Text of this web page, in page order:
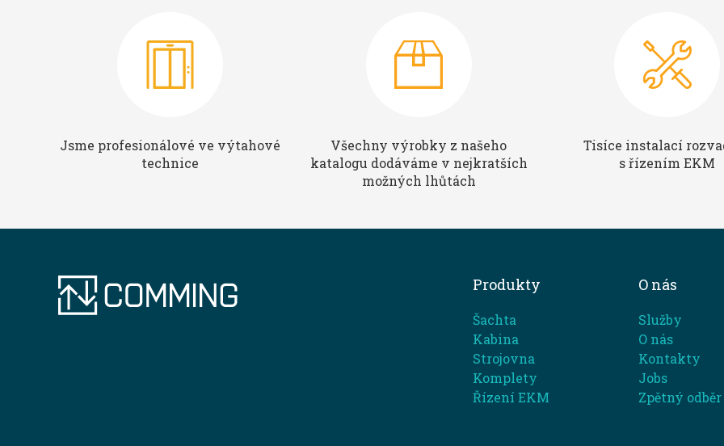
Jsme profesionálové ve výtahové
technice
Všechny výrobky z našeho
katalogu dodáváme v nejkratších
možných lhůtách
Tisíce instalací
s řízením EKM
Produkty
Šachta
Kabina
Strojovna
Komplety
Řízení EKM
O nás
Služby
O nás
Kontakty
Jobs
Zpětný odběr